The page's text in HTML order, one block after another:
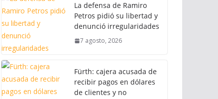
La defensa de Ramiro
Petros pidió su libertad y
denunció irregularidades
7 agosto, 2026
Fürth: cajera acusada de
recibir pagos en dólares
de clientes y no